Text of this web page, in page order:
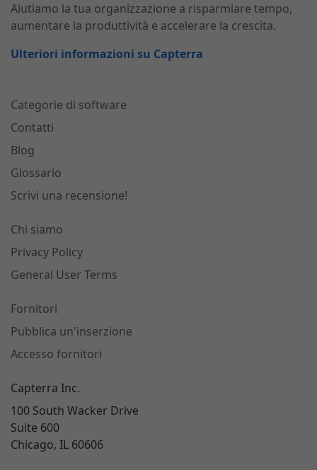
Aiutiamo la tua organizzazione a risparmiare tempo,
aumentare la produttività e accelerare la crescita.
Ulteriori informazioni su Capterra
Categorie di software
Contatti
Blog
Glossario
Scrivi una recensione!
Chi siamo
Privacy Policy
General User Terms
Fornitori
Pubblica un'inserzione
Accesso fornitori
Capterra Inc.
100 South Wacker Drive
Suite 600
Chicago, IL 60606